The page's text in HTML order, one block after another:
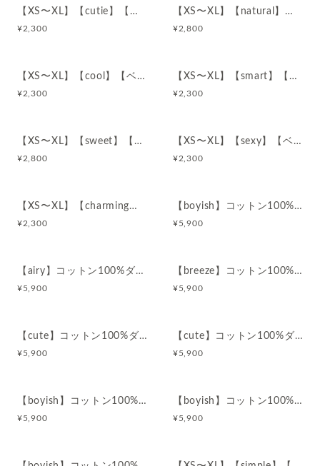
【XS〜XL】【cutie】【ベージュ】コットン100%ショーツ
¥2,300
【XS〜XL】【natural】【ベージュ】コットン100%ショーツ
¥2,800
【XS〜XL】【cool】【ベージュ】コットン100%ショーツ
¥2,300
【XS〜XL】【smart】【ベージュ】コットン100%ショーツ
¥2,300
【XS〜XL】【sweet】【ベージュ】コットン100%ショーツ
¥2,800
【XS〜XL】【sexy】【ベージュ】コットン100%ショーツ
¥2,300
【XS〜XL】【charming】【ベージュ】コットン100%ショーツ
¥2,300
【boyish】コットン100%ダブルガーゼ部屋着半袖ワンピ
¥5,900
【airy】コットン100%ダブルガーゼ部屋着ワンピ
¥5,900
【breeze】コットン100%ダブルガーゼ部屋着ワンピ
¥5,900
【cute】コットン100%ダブルガーゼ部屋着ワンピ
¥5,900
【cute】コットン100%ダブルガーゼ半袖パジャマ
¥5,900
【boyish】コットン100%ダブルガーゼ半袖パジャマ
¥5,900
【boyish】コットン100%ダブルガーゼ部屋着ワンピ
¥5,900